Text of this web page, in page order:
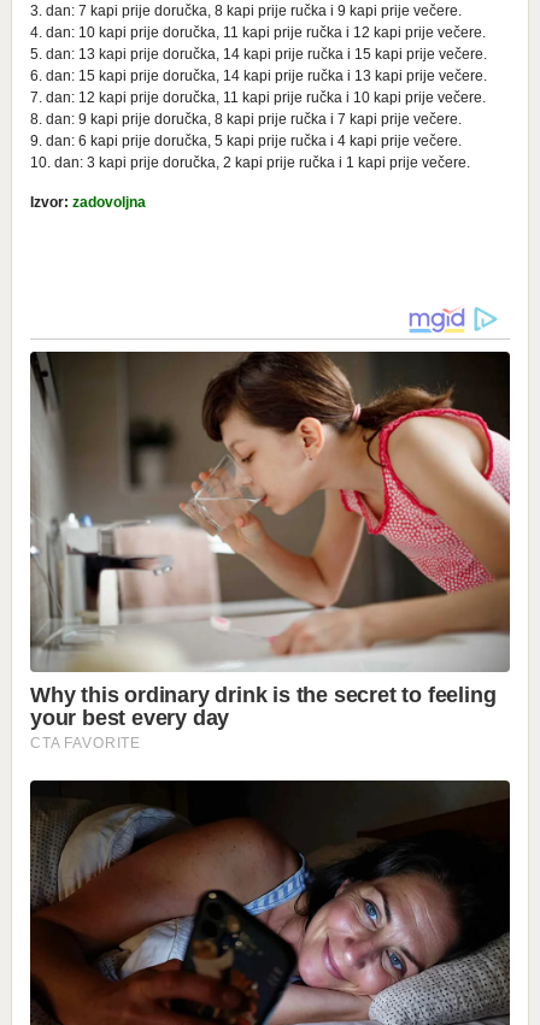
3. dan: 7 kapi prije doručka, 8 kapi prije ručka i 9 kapi prije večere.
4. dan: 10 kapi prije doručka, 11 kapi prije ručka i 12 kapi prije večere.
5. dan: 13 kapi prije doručka, 14 kapi prije ručka i 15 kapi prije večere.
6. dan: 15 kapi prije doručka, 14 kapi prije ručka i 13 kapi prije večere.
7. dan: 12 kapi prije doručka, 11 kapi prije ručka i 10 kapi prije večere.
8. dan: 9 kapi prije doručka, 8 kapi prije ručka i 7 kapi prije večere.
9. dan: 6 kapi prije doručka, 5 kapi prije ručka i 4 kapi prije večere.
10. dan: 3 kapi prije doručka, 2 kapi prije ručka i 1 kapi prije večere.
Izvor: zadovoljna